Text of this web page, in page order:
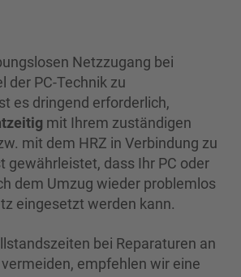
Netzzugang bei
der PC-Technik zu
es dringend erforderlich,
mit Ihrem zuständigen
mit dem HRZ in Verbindung zu
gewährleistet, dass Ihr PC oder
dem Umzug wieder problemlos
eingesetzt werden kann.
bei Reparaturen an
empfehlen wir eine